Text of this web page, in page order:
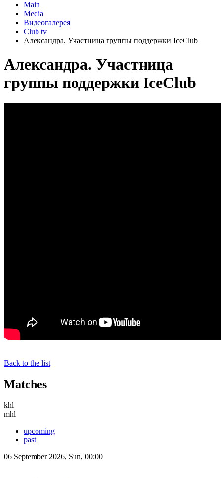
Main
Media
Видеогалерея
Club tv
Александра. Участница группы поддержки IceClub
Александра. Участница
группы поддержки IceClub
Back to the list
Matches
khl
mhl
upcoming
past
06 September 2026, Sun, 00:00